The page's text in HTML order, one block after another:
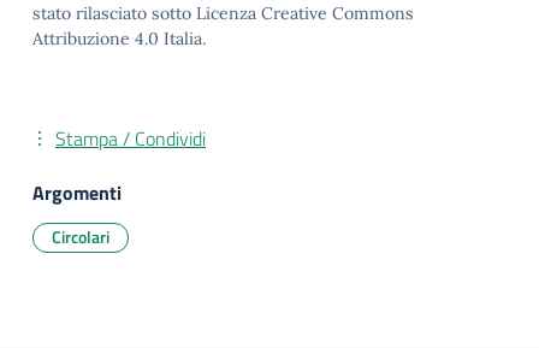
stato rilasciato sotto Licenza Creative Commons
Attribuzione 4.0 Italia.
Stampa / Condividi
Argomenti
Circolari